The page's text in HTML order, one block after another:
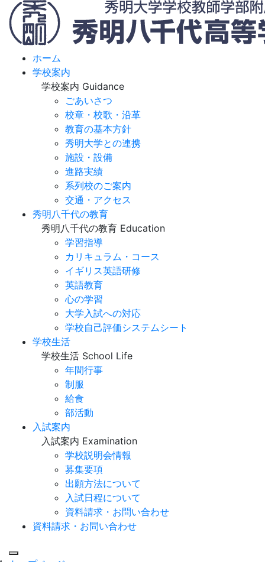
ホーム
学校案内
学校案内 Guidance
ごあいさつ
校章・校歌・沿革
教育の基本方針
秀明大学との連携
施設・設備
進路実績
系列校のご案内
交通・アクセス
秀明八千代の教育
秀明八千代の教育 Education
学習指導
カリキュラム・コース
イギリス英語研修
英語教育
心の学習
大学入試への対応
学校自己評価システムシート
学校生活
学校生活 School Life
年間行事
制服
給食
部活動
入試案内
入試案内 Examination
学校説明会情報
募集要項
出願方法について
入試日程について
資料請求・お問い合わせ
資料請求・お問い合わせ
Menu